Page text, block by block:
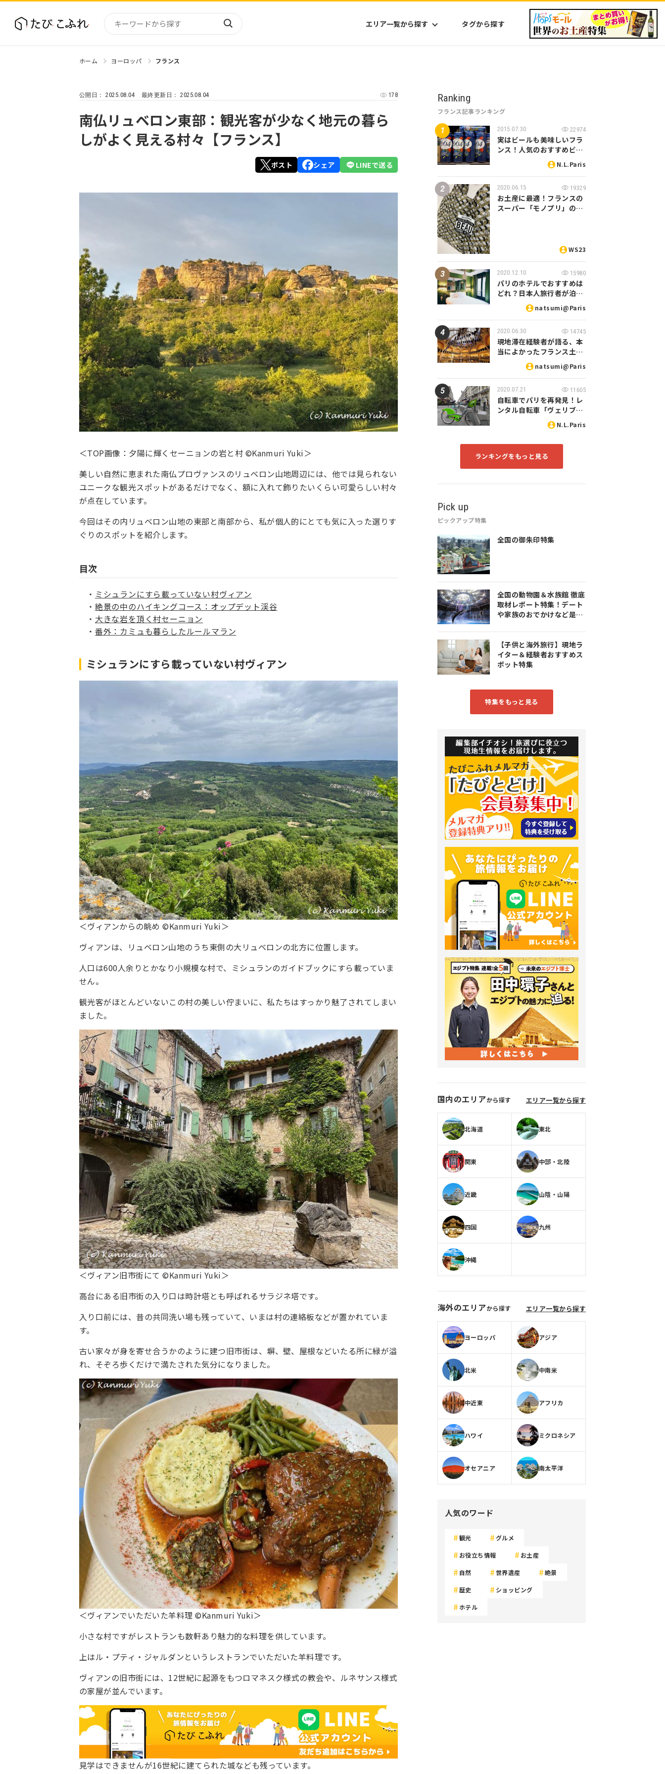
エリア一覧から探す タグから探す
東北
関東
中部・北陸
近畿
四国
九州
沖縄
アジア
北米
中南米
ハワイ
ミクロネシア
オセアニア
ホーム ヨーロッパ フランス
公開日：2025.08.04 最終更新日：2025.08.04 178
南仏リュベロン東部：観光客が少なく地元の暮ら
しがよく見える村々【フランス】
ポスト シェア LINEで送る
＜TOP画像：夕陽に輝くセーニョンの岩と村 ©Kanmuri Yuki＞
美しい自然に恵まれた南仏プロヴァンスのリュベロン山地周辺には、他では見られない
ユニークな観光スポットがあるだけでなく、額に入れて飾りたいくらい可愛らしい村々
が点在しています。
今回はその内リュベロン山地の東部と南部から、私が個人的にとても気に入った選りす
ぐりのスポットを紹介します。
目次
ミシュランにすら載っていない村ヴィアン
絶景の中のハイキングコース：オップデット渓谷
大きな岩を頂く村セーニョン
番外：カミュも暮らしたルールマラン
ミシュランにすら載っていない村ヴィアン
＜ヴィアンからの眺め ©Kanmuri Yuki＞
ヴィアンは、リュベロン山地のうち東側の大リュベロンの北方に位置します。
人口は600人余りとかなり小規模な村で、ミシュランのガイドブックにすら載っていま
せん。
観光客がほとんどいないこの村の美しい佇まいに、私たちはすっかり魅了されてしまい
ました。
＜ヴィアン旧市街にて ©Kanmuri Yuki＞
高台にある旧市街の入り口は時計塔とも呼ばれるサラジネ塔です。
入り口前には、昔の共同洗い場も残っていて、いまは村の連絡板などが置かれていま
す。
古い家々が身を寄せ合うかのように建つ旧市街は、塀、壁、屋根などいたる所に緑が溢
れ、そぞろ歩くだけで満たされた気分になりました。
＜ヴィアンでいただいた羊料理 ©Kanmuri Yuki＞
小さな村ですがレストランも数軒あり魅力的な料理を供しています。
上はル・プティ・ジャルダンというレストランでいただいた羊料理です。
ヴィアンの旧市街には、12世紀に起源をもつロマネスク様式の教会や、ルネサンス様式
の家屋が並んでいます。
見学はできませんが16世紀に建てられた城なども残っています。
Ranking
フランス記事ランキング
2015.07.30 22974
実はビールも美味しいフラ
ンス！人気のおすすめビ…
N.L.Paris
2020.06.15 19329
お土産に最適！フランスの
スーパー「モノプリ」の…
WS23
2020.12.10 15980
パリのホテルでおすすめは
どれ？日本人旅行者が泊…
natsumi@Paris
2020.06.30 14745
現地滞在経験者が語る、本
当によかったフランス土…
natsumi@Paris
2020.07.21 11605
自転車でパリを再発見！レ
ンタル自転車「ヴェリブ…
N.L.Paris
ランキングをもっと見る
Pick up
ピックアップ特集
全国の御朱印特集
全国の動物園＆水族館 徹底
取材レポート特集！デート
や家族のおでかけなど是非
【子供と海外旅行】現地ラ
イター＆経験者おすすめス
ポット特集
特集をもっと見る
国内のエリアから探す エリア一覧から探す
北海道 東北
関東 中部・北陸
近畿 山陰・山陽
四国 九州
沖縄
海外のエリアから探す エリア一覧から探す
ヨーロッパ アジア
北米 中南米
中近東 アフリカ
ハワイ ミクロネシア
オセアニア 南太平洋
人気のワード
観光 グルメ
お役立ち情報 お土産
自然 世界遺産 絶景
歴史 ショッピング
ホテル